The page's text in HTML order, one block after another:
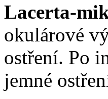
Lacerta-
okulárové
ostření. Po
jemné